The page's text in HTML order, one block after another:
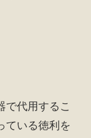
で代用するこ
ている徳利を